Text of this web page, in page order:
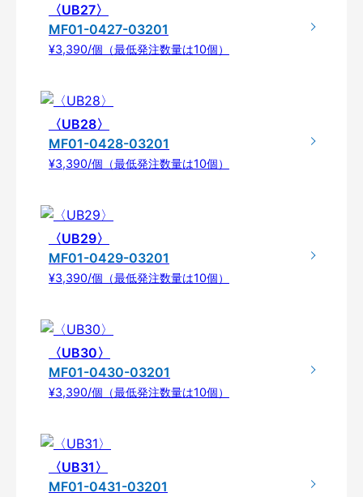
〈UB27〉
MF01-0427-03201
¥3,390/個（最低発注数量は10個）
〈UB28〉
MF01-0428-03201
¥3,390/個（最低発注数量は10個）
〈UB29〉
MF01-0429-03201
¥3,390/個（最低発注数量は10個）
〈UB30〉
MF01-0430-03201
¥3,390/個（最低発注数量は10個）
〈UB31〉
MF01-0431-03201